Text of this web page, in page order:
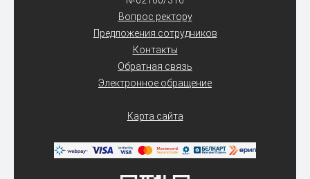
Вопрос ректору
Предложения сотрудников
Контакты
Обратная связь
Электронное обращение
Карта сайта